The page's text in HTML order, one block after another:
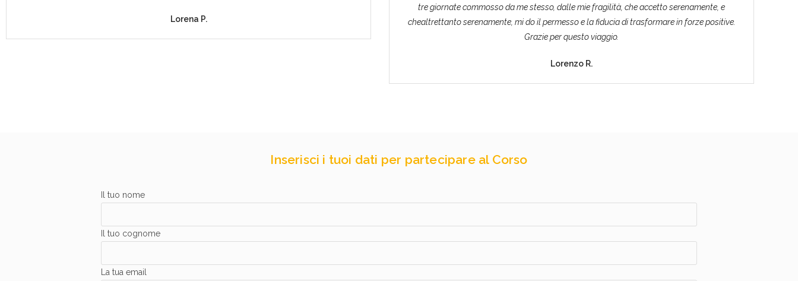
Lorena P.
tre giornate commosso da me stesso, dalle mie fragilità, che accetto serenamente, e
chealtrettanto serenamente, mi do il permesso e la fiducia di trasformare in forze positive.
Grazie per questo viaggio.
Lorenzo R.
Inserisci i tuoi dati per partecipare al Corso
Il tuo nome
Il tuo cognome
La tua email